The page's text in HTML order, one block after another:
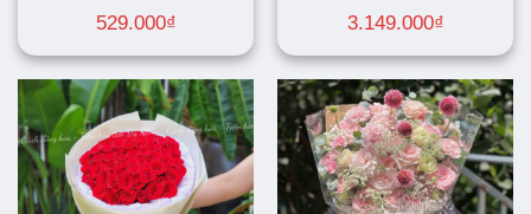
529.000₫ 3.149.000₫